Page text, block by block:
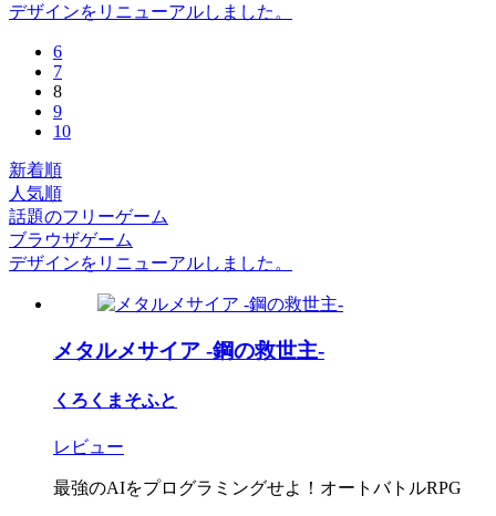
デザインをリニューアルしました。
6
7
8
9
10
新着順
人気順
話題のフリーゲーム
ブラウザゲーム
デザインをリニューアルしました。
メタルメサイア -鋼の救世主-
くろくまそふと
レビュー
最強のAIをプログラミングせよ！オートバトルRPG